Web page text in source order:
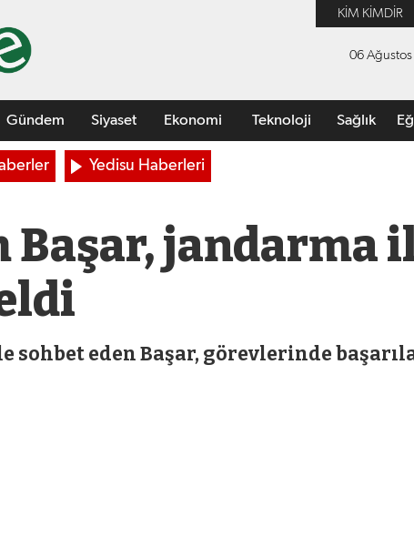
KİM KİMDİR
06
Gündem Siyaset Ekonomi Teknoloji Sağlık
Yedisu Haberleri
Başar, jandarma
sohbet eden Başar, görevlerinde